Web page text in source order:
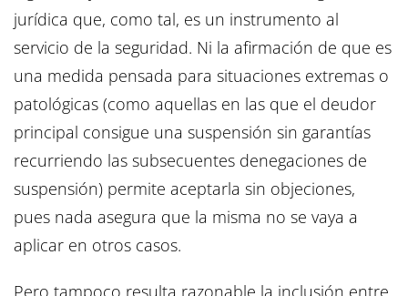
jurídica que, como tal, es un instrumento al
servicio de la seguridad. Ni la afirmación de que es
una medida pensada para situaciones extremas o
patológicas (como aquellas en las que el deudor
principal consigue una suspensión sin garantías
recurriendo las subsecuentes denegaciones de
suspensión) permite aceptarla sin objeciones,
pues nada asegura que la misma no se vaya a
aplicar en otros casos.
Pero tampoco resulta razonable la inclusión entre